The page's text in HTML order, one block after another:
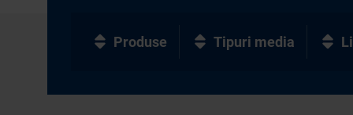
Produse Tipuri media